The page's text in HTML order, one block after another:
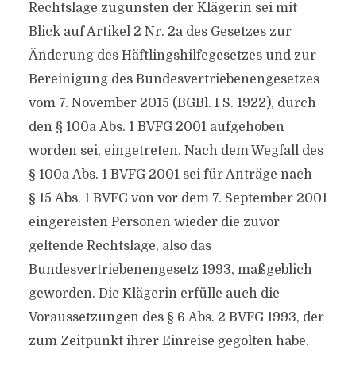
Rechtslage zugunsten der Klägerin sei mit
Blick auf Artikel 2 Nr. 2a des Gesetzes zur
Änderung des Häftlingshilfegesetzes und zur
Bereinigung des Bundesvertriebenengesetzes
vom 7. November 2015 (BGBl. I S. 1922), durch
den § 100a Abs. 1 BVFG 2001 aufgehoben
worden sei, eingetreten. Nach dem Wegfall des
§ 100a Abs. 1 BVFG 2001 sei für Anträge nach
§ 15 Abs. 1 BVFG von vor dem 7. September 2001
eingereisten Personen wieder die zuvor
geltende Rechtslage, also das
Bundesvertriebenengesetz 1993, maßgeblich
geworden. Die Klägerin erfülle auch die
Voraussetzungen des § 6 Abs. 2 BVFG 1993, der
zum Zeitpunkt ihrer Einreise gegolten habe.